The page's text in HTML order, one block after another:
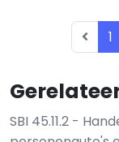
SBI 45.11.2 -
1